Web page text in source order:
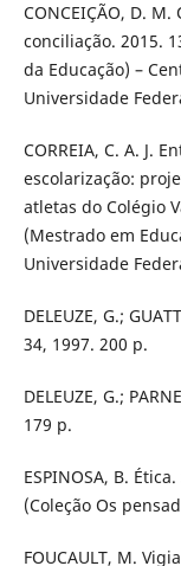
CONCEIÇÃO, D.
conciliação. 2015.
da Educação) –
Universidade
CORREIA, C. A. J.
escolarização:
atletas do Colégio
(Mestrado em
Universidade
DELEUZE, G.;
34, 1997. 200 p.
DELEUZE, G.;
179 p.
ESPINOSA, B.
(Coleção Os
FOUCAULT, M.